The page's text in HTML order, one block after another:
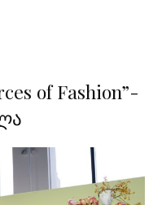
of Fashion”-